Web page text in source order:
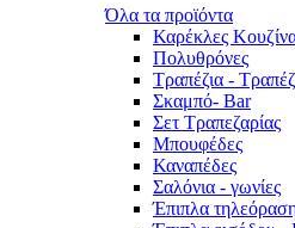
Όλα τα προϊόντα
Καρέκλες
Πολυθρόνες
Τραπέζια -
Σκαμπό- Bar
Σετ Τραπεζαρίας
Μπουφέδες
Καναπέδες
Σαλόνια - γωνίες
Έπιπλα